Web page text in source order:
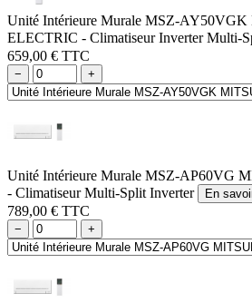
Unité Intérieure Murale MSZ-
ELECTRIC - Climatiseur Inverter Multi-
659,00 € TTC
− +
Unité Intérieure Murale MSZ-AP60VG
- Climatiseur Multi-Split Inverter
En
789,00 € TTC
− +